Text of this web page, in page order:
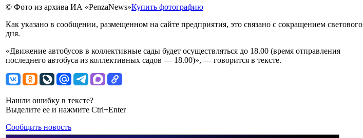
© Фото из архива ИА «PenzaNews»Купить фотографию
Как указано в сообщении, размещенном на сайте предприятия, это связано с сокращением светового
дня.
«Движение автобусов в коллективные сады будет осуществляться до 18.00 (время отправления
последнего автобуса из коллективных садов — 18.00)», — говорится в тексте.
Нашли ошибку в тексте?
Выделите ее и нажмите Ctrl+Enter
Сообщить новость